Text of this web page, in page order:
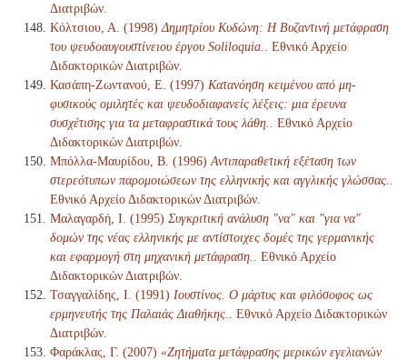
Διατριβών.
Κόλτσιου, Α. (1998) Δημητρίου Κυδώνη: Η Βυζαντινή μετάφραση
του ψευδοαυγουστίνειου έργου Soliloquia.
. Εθνικό Αρχείο
Διδακτορικών Διατριβών.
Κασάπη-Ζωντανού, Ε. (1997) Κατανόηση κειμένου από μη-
φυσικούς ομιλητές και ψευδοδιαφανείς λέξεις: μια έρευνα
συσχέτισης για τα μεταφραστικά τους λάθη.
. Εθνικό Αρχείο
Διδακτορικών Διατριβών.
Μπόλλα-Μαυρίδου, Β. (1996) Αντιπαραθετική εξέταση των
στερεότυπων παρομοιώσεων της ελληνικής και αγγλικής γλώσσας.
Εθνικό Αρχείο Διδακτορικών Διατριβών.
Μαλαγαρδή, Ι. (1995) Συγκριτική ανάλυση "να" και "για να"
δομών της νέας ελληνικής με αντίστοιχες δομές της γερμανικής
και εφαρμογή στη μηχανική μετάφραση.
. Εθνικό Αρχείο
Διδακτορικών Διατριβών.
Τσαγγαλίδης, Ι. (1991) Ιουστίνος. Ο μάρτυς και φιλόσοφος ως
ερμηνευτής της Παλαιάς Διαθήκης.
. Εθνικό Αρχείο Διδακτορικών
Διατριβών.
Φαράκλας, Γ. (2007) «Ζητήματα μετάφρασης μερικών εγελιανών